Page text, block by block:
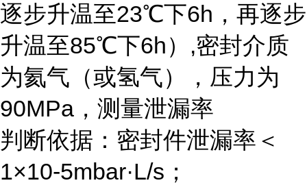
逐步升温至23℃下6h，再逐步
升温至85℃下6h）,密封介质
为氦气（或氢气），压力为
90MPa，测量泄漏率
判断依据：密封件泄漏率＜
1×10-5mbar·L/s；